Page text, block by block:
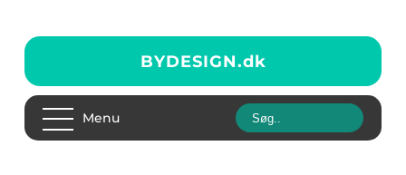
BYDESIGN.dk
Menu